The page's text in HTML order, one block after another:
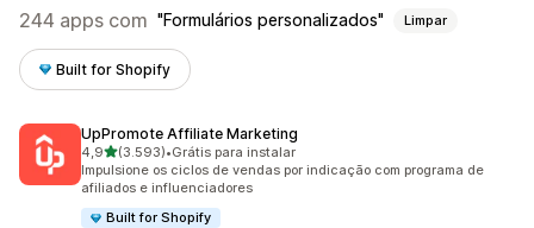
244 apps com Formulários personalizados Limpar
Built for Shopify
UpPromote Affiliate Marketing
4,9de 5 estrelas
(3.593)
3593 avaliações ao todo
•Grátis para instalar
Impulsione os ciclos de vendas por indicação com programa de
afiliados e influenciadores
Built for Shopify